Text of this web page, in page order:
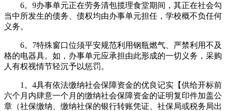
6。9办事单元正在劳务清包揽理食堂期间，其正在社会勾
当中所发生的债务、债权均由办事单元担任，学校概不负任何
义务。
6。7特殊窗口位须平安规范利用钢瓶燃气、严禁利用不及
格的电器具。如，办事单元应承担由此形成的一切义务，采购
人有权视情节轻沉予以惩罚。
1。4具有依法缴纳社会保障资金的优良记实【供给开标前
六个月内肆意一个月的缴纳社会保障资金的证明复印件加盖公
章（社保缴纳、缴纳社保的银行转账凭证、社保局或税务局出